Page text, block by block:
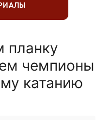
чемпионы
катанию